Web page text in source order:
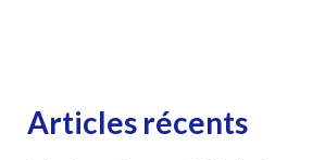
Articles récents